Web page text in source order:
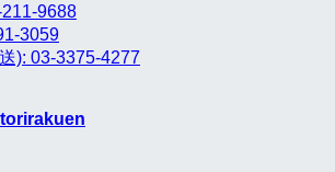
9688
3059
): 03-3375-4277